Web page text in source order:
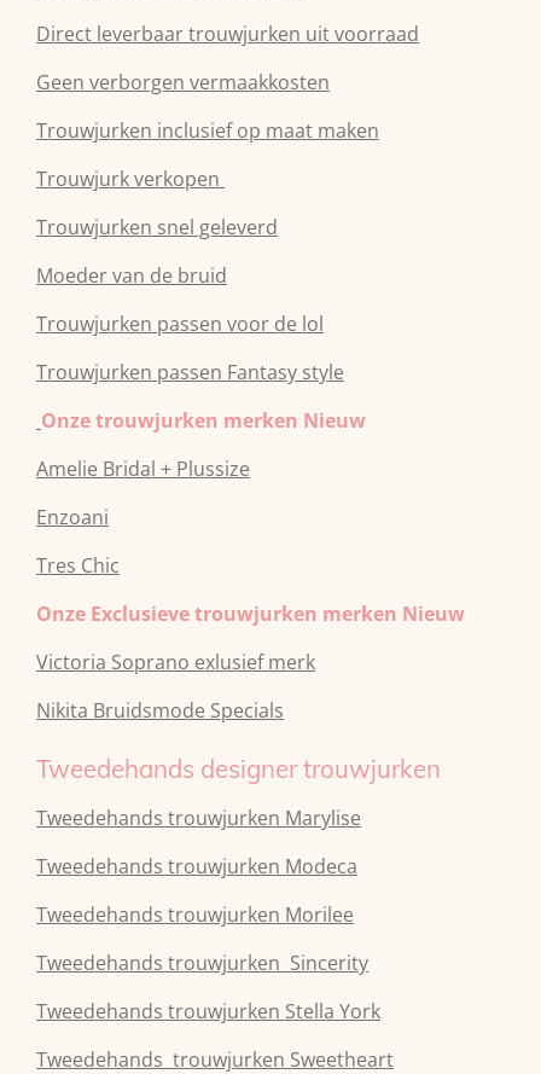
Direct leverbaar trouwjurken uit voorraad
Geen verborgen vermaakkosten
Trouwjurken inclusief op maat maken
Trouwjurk verkopen
Trouwjurken snel geleverd
Moeder van de bruid
Trouwjurken passen voor de lol
Trouwjurken passen Fantasy style
Onze trouwjurken merken Nieuw
Amelie Bridal + Plussize
Enzoani
Tres Chic
Onze Exclusieve trouwjurken merken Nieuw
Victoria Soprano exlusief merk
Nikita Bruidsmode Specials
Tweedehands designer trouwjurken
Tweedehands trouwjurken Marylise
Tweedehands trouwjurken Modeca
Tweedehands trouwjurken Morilee
Tweedehands trouwjurken Sincerity
Tweedehands trouwjurken Stella York
Tweedehands trouwjurken Sweetheart